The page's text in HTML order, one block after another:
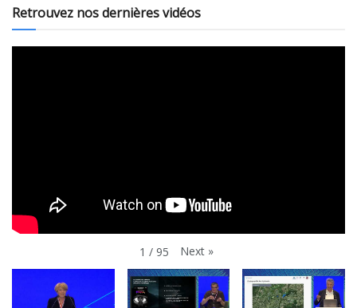
Retrouvez nos dernières vidéos
1 / 95 Next »